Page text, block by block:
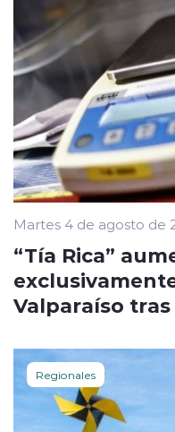
Martes 4 de agosto de
“Tía Rica”
Valparaíso
Regionales